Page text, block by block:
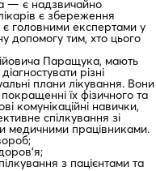
— є надзвичайно
є збереження
є головними експертами у
допомогу тим, хто цього
Паращука, мають
різні
плани лікування. Вони
їх фізичного та
комунікаційні навички,
спілкування зі
медичними працівниками.
з пацієнтами та